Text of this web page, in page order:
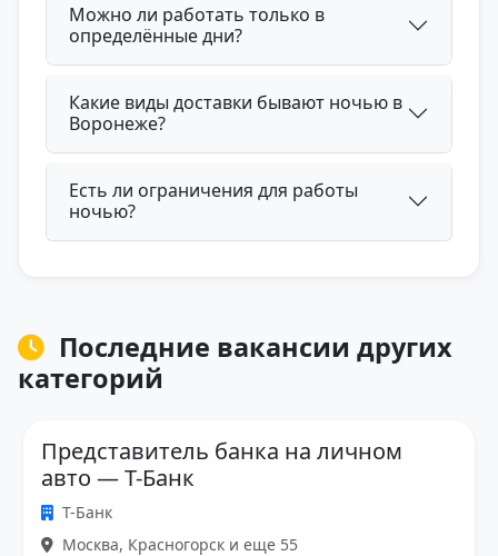
Можно ли работать только в
определённые дни?
Какие виды доставки бывают ночью в
Воронеже?
Есть ли ограничения для работы
ночью?
Последние вакансии других
категорий
Представитель банка на личном
авто — Т-Банк
Т-Банк
Москва, Красногорск и еще 55